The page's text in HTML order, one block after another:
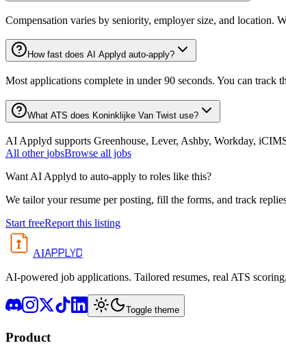
Compensation varies by seniority, employer size, and location.
How fast does AI Applyd auto-apply?
Most applications complete in under 90 seconds. You can track
What ATS does Koninklijke Van Twist use?
AI Applyd supports Greenhouse, Lever, Ashby, Workday,
All other jobsBrowse all jobs
Want AI Applyd to auto-apply to roles like this?
We tailor your resume per posting, fill the forms, and track
Start freeReport this listing
AIAPPLYD
AI-powered job applications. Tailored resumes, real ATS
Toggle theme
Product